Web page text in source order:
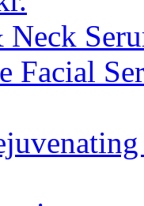
Facial